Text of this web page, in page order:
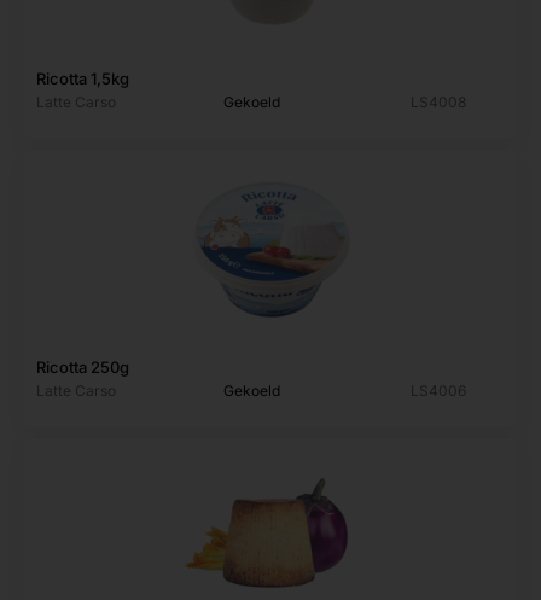
Ricotta 1,5kg
Latte Carso Gekoeld LS4008
Ricotta 250g
Latte Carso Gekoeld LS4006